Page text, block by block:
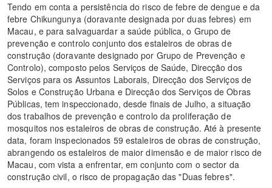
Tendo em conta a persistência do risco de febre de dengue e da
febre Chikungunya (doravante designada por duas febres) em
Macau, e para salvaguardar a saúde pública, o Grupo de
prevenção e controlo conjunto dos estaleiros de obras de
construção (doravante designado por Grupo de Prevenção e
Controlo), composto pelos Serviços de Saúde, Direcção dos
Serviços para os Assuntos Laborais, Direcção dos Serviços de
Solos e Construção Urbana e Direcção dos Serviços de Obras
Públicas, tem inspeccionado, desde finais de Julho, a situação
dos trabalhos de prevenção e controlo da proliferação de
mosquitos nos estaleiros de obras de construção. Até à presente
data, foram inspecionados 59 estaleiros de obras de construção,
abrangendo os estaleiros de maior dimensão e de maior risco de
Macau, com vista a enfrentar, em conjunto com o sector da
construção civil, o risco de propagação das "Duas febres".